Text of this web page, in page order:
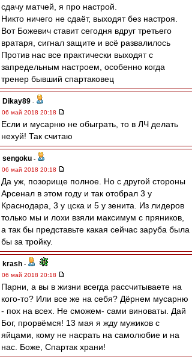
сдачу матчей, я про настрой.
Никто ничего не сдаёт, выходят без настроя.
Вот Божевич ставит сегодня вдруг третьего
вратаря, сигнал защите и всё развалилось
Против нас все практически выходят с
запредельным настроем, особенно когда
тренер бывший спартаковец
Dikay89 -
06 май 2018 20:18
Если и мусарню не обыграть, то в ЛЧ делать
нехуй! Так считаю
sengoku -
06 май 2018 20:18
Да уж, позорище полное. Но с другой стороны
Арсенал в этом году и так отобрал 3 у
Краснодара, 3 у цска и 5 у зенита. Из лидеров
только мы и лохи взяли максимум с пряников,
а так бы представьте какая сейчас заруба была
бы за тройку.
krash -
06 май 2018 20:18
Парни, а вы в жизни всегда рассчитываете на
кого-то? Или все же на себя? Дёрнем мусарню
- пох на всех. Не сможем- сами виноваты. Дай
Бог, прорвёмся! 13 мая я жду мужиков с
яйцами, кому не насрать на самолюбие и на
нас. Боже, Спартак храни!